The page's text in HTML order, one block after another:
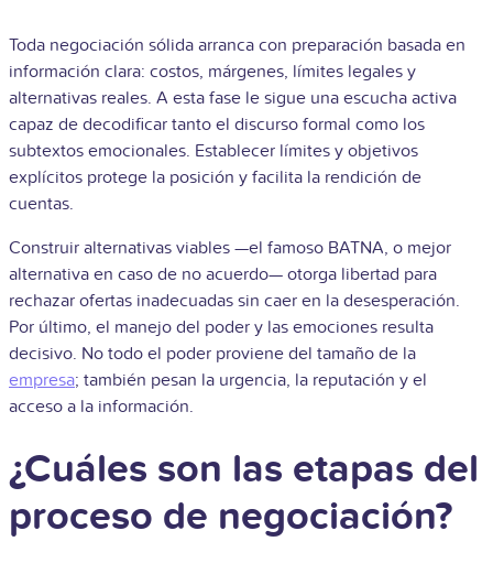
Toda negociación sólida arranca con preparación basada en
información clara: costos, márgenes, límites legales y
alternativas reales. A esta fase le sigue una escucha activa
capaz de decodificar tanto el discurso formal como los
subtextos emocionales. Establecer límites y objetivos
explícitos protege la posición y facilita la rendición de
cuentas.
Construir alternativas viables —el famoso BATNA, o mejor
alternativa en caso de no acuerdo— otorga libertad para
rechazar ofertas inadecuadas sin caer en la desesperación.
Por último, el manejo del poder y las emociones resulta
decisivo. No todo el poder proviene del tamaño de la
empresa; también pesan la urgencia, la reputación y el
acceso a la información.
¿Cuáles son las etapas del
proceso de negociación?